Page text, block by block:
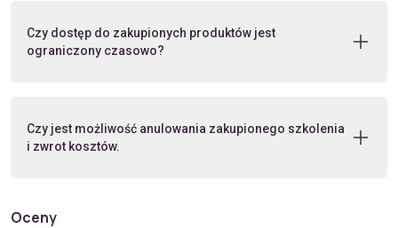
Czy dostęp do zakupionych produktów jest
ograniczony czasowo?
Czy jest możliwość anulowania zakupionego szkolenia
i zwrot kosztów.
Oceny